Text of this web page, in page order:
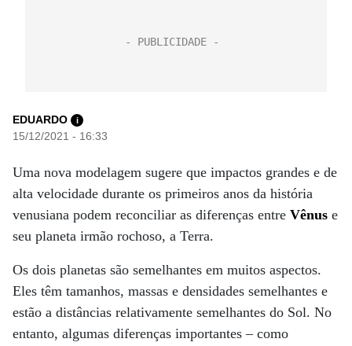
EDUARDO i
15/12/2021 - 16:33
Uma nova modelagem sugere que impactos grandes e de
alta velocidade durante os primeiros anos da história
venusiana podem reconciliar as diferenças entre Vênus e
seu planeta irmão rochoso, a Terra.
Os dois planetas são semelhantes em muitos aspectos.
Eles têm tamanhos, massas e densidades semelhantes e
estão a distâncias relativamente semelhantes do Sol. No
entanto, algumas diferenças importantes – como